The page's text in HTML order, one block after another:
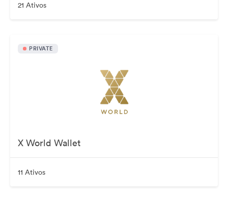
21 Ativos
PRIVATE
X World Wallet
11 Ativos